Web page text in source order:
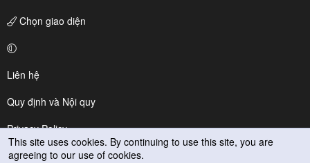
Chọn giao diện
Liên hệ
Quy định và Nội quy
Privacy Policy
Trợ giúp
This site uses cookies. By continuing to use this site, you are
agreeing to our use of cookies.